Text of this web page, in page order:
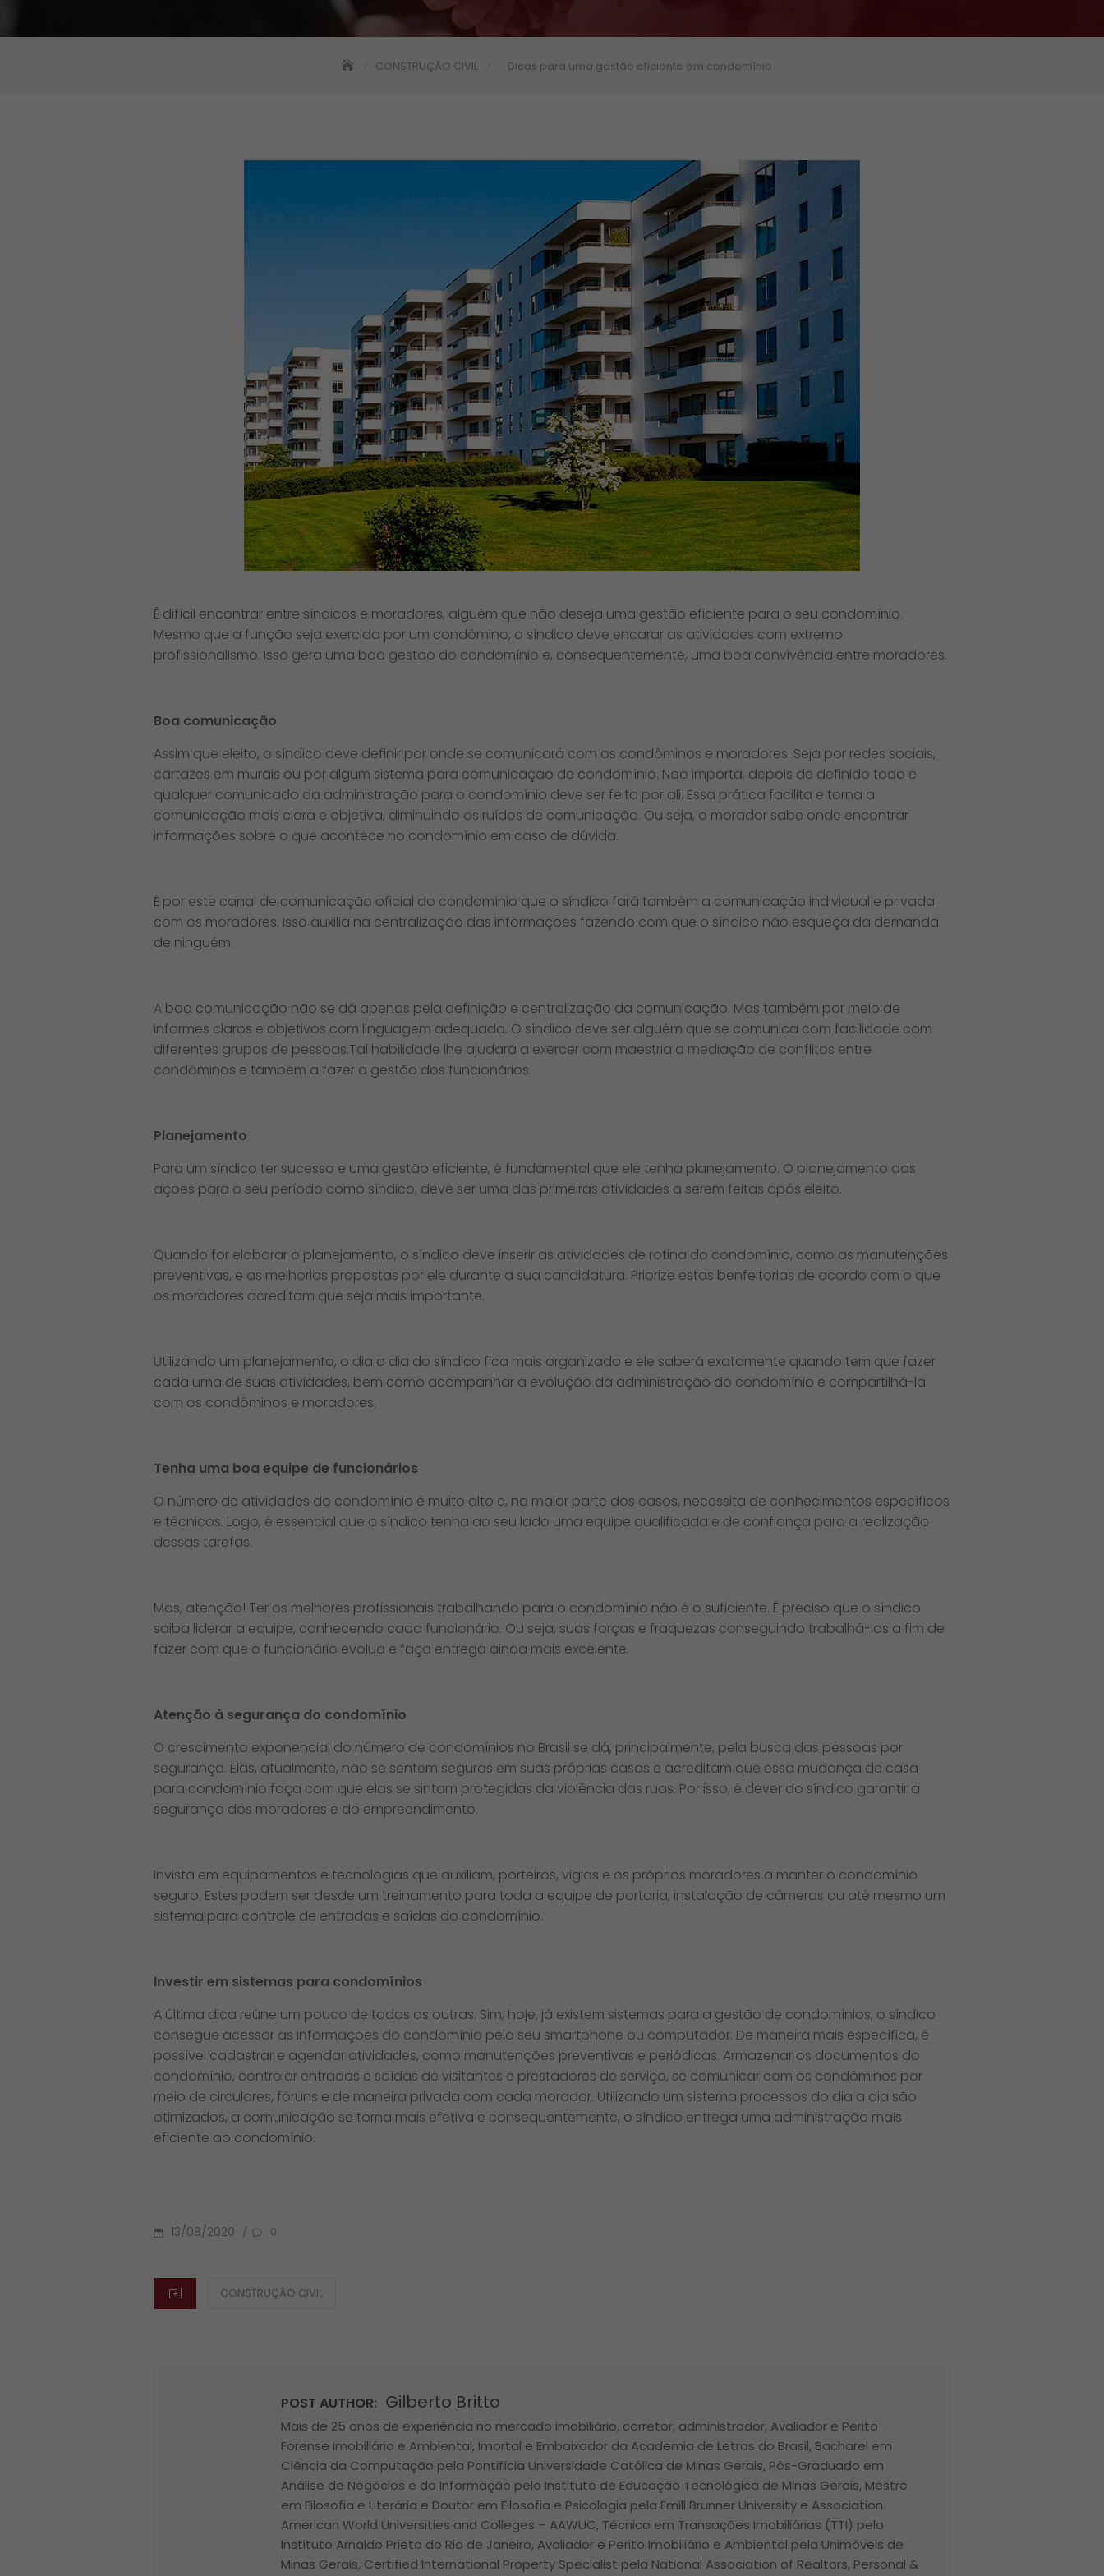
CONSTRUÇÃO CIVIL Dicas para uma gestão eficiente em condomínio
É difícil encontrar entre síndicos e moradores, alguém que não deseja uma gestão eficiente para o seu condomínio.
Mesmo que a função seja exercida por um condômino, o síndico deve encarar as atividades com extremo
profissionalismo. Isso gera uma boa gestão do condomínio e, consequentemente, uma boa convivência entre moradores.
Boa comunicação
Assim que eleito, o síndico deve definir por onde se comunicará com os condôminos e moradores. Seja por redes sociais,
cartazes em murais ou por algum sistema para comunicação de condomínio. Não importa, depois de definido todo e
qualquer comunicado da administração para o condomínio deve ser feita por ali. Essa prática facilita e torna a
comunicação mais clara e objetiva, diminuindo os ruídos de comunicação. Ou seja, o morador sabe onde encontrar
informações sobre o que acontece no condomínio em caso de dúvida.
É por este canal de comunicação oficial do condomínio que o síndico fará também a comunicação individual e privada
com os moradores. Isso auxilia na centralização das informações fazendo com que o síndico não esqueça da demanda
de ninguém.
A boa comunicação não se dá apenas pela definição e centralização da comunicação. Mas também por meio de
informes claros e objetivos com linguagem adequada. O síndico deve ser alguém que se comunica com facilidade com
diferentes grupos de pessoas.Tal habilidade lhe ajudará a exercer com maestria a mediação de conflitos entre
condôminos e também a fazer a gestão dos funcionários.
Planejamento
Para um síndico ter sucesso e uma gestão eficiente, é fundamental que ele tenha planejamento. O planejamento das
ações para o seu período como síndico, deve ser uma das primeiras atividades a serem feitas após eleito.
Quando for elaborar o planejamento, o síndico deve inserir as atividades de rotina do condomínio, como as manutenções
preventivas, e as melhorias propostas por ele durante a sua candidatura. Priorize estas benfeitorias de acordo com o que
os moradores acreditam que seja mais importante.
Utilizando um planejamento, o dia a dia do síndico fica mais organizado e ele saberá exatamente quando tem que fazer
cada uma de suas atividades, bem como acompanhar a evolução da administração do condomínio e compartilhá-la
com os condôminos e moradores.
Tenha uma boa equipe de funcionários
O número de atividades do condomínio é muito alto e, na maior parte dos casos, necessita de conhecimentos específicos
e técnicos. Logo, é essencial que o síndico tenha ao seu lado uma equipe qualificada e de confiança para a realização
dessas tarefas.
Mas, atenção! Ter os melhores profissionais trabalhando para o condomínio não é o suficiente. É preciso que o síndico
saiba liderar a equipe, conhecendo cada funcionário. Ou seja, suas forças e fraquezas conseguindo trabalhá-las a fim de
fazer com que o funcionário evolua e faça entrega ainda mais excelente.
Atenção à segurança do condomínio
O crescimento exponencial do número de condomínios no Brasil se dá, principalmente, pela busca das pessoas por
segurança. Elas, atualmente, não se sentem seguras em suas próprias casas e acreditam que essa mudança de casa
para condomínio faça com que elas se sintam protegidas da violência das ruas. Por isso, é dever do síndico garantir a
segurança dos moradores e do empreendimento.
Invista em equipamentos e tecnologias que auxiliam, porteiros, vigias e os próprios moradores a manter o condomínio
seguro. Estes podem ser desde um treinamento para toda a equipe de portaria, instalação de câmeras ou até mesmo um
sistema para controle de entradas e saídas do condomínio.
Investir em sistemas para condomínios
A última dica reúne um pouco de todas as outras. Sim, hoje, já existem sistemas para a gestão de condomínios, o síndico
consegue acessar as informações do condomínio pelo seu smartphone ou computador. De maneira mais específica, é
possível cadastrar e agendar atividades, como manutenções preventivas e periódicas. Armazenar os documentos do
condomínio, controlar entradas e saídas de visitantes e prestadores de serviço, se comunicar com os condôminos por
meio de circulares, fóruns e de maneira privada com cada morador. Utilizando um sistema processos do dia a dia são
otimizados, a comunicação se torna mais efetiva e consequentemente, o síndico entrega uma administração mais
eficiente ao condomínio.
POSTED
13/08/2020 / 0
CATEGORIES
CONSTRUÇÃO CIVIL
POST AUTHOR: Gilberto Britto
Mais de 25 anos de experiência no mercado imobiliário, corretor, administrador, Avaliador e Perito
Forense Imobiliário e Ambiental, Imortal e Embaixador da Academia de Letras do Brasil, Bacharel em
Ciência da Computação pela Pontifícia Universidade Católica de Minas Gerais, Pós-Graduado em
Análise de Negócios e da Informação pelo Instituto de Educação Tecnológica de Minas Gerais, Mestre
em Filosofia e Literária e Doutor em Filosofia e Psicologia pela Emill Brunner University e Association
American World Universities and Colleges – AAWUC, Técnico em Transações Imobiliárias (TTI) pelo
Instituto Arnaldo Prieto do Rio de Janeiro, Avaliador e Perito Imobiliário e Ambiental pela Unimóveis de
Minas Gerais, Certified International Property Specialist pela National Association of Realtors, Personal &